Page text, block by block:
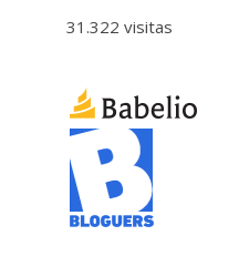
31.322 visitas